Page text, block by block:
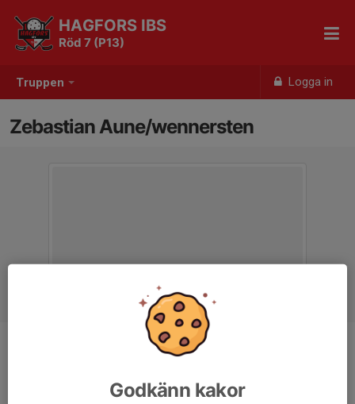
Truppen Logga in
HAGFORS IBS
Röd 7 (P13)
Zebastian Aune/wennersten
Godkänn kakor